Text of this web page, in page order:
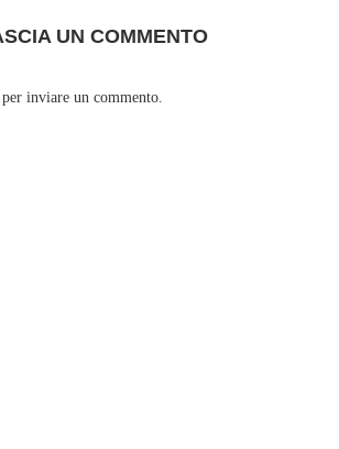
UN COMMENTO
per inviare un commento.